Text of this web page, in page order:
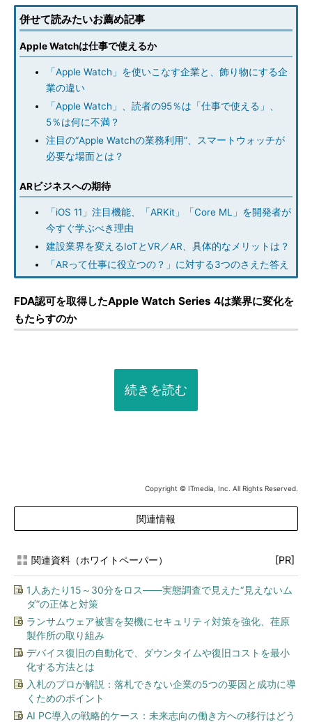
併せて読みたいお薦め記事
Apple Watchは仕事で使えるか
「Apple Watch」を使いこなす企業と、飾り物にする企
業の違い
「Apple Watch」、読者の95％は「仕事で使える」、
5％は何に不満？
注目の“Apple Watchの業務利用”、スマートウォッチが
必要な場面とは？
ARビジネスへの期待
「iOS 11」注目機能、「ARKit」「Core ML」を開発者が
今すぐ学ぶべき理由
建設業界を変えるIoTとVR／AR、具体的なメリットは？
「ARって仕事に役立つの？」に対する3つのさえた答え
FDA認可を取得したApple Watch Series 4は業界に変化を
もたらすのか
続きを読む
Copyright © ITmedia, Inc. All Rights Reserved.
関連情報
関連資料（ホワイトペーパー） [PR]
1人あたり15～30分をロス――実態調査で見えた“見えないム
ダ”の正体と対策
ランサムウェア被害を契機にセキュリティ対策を強化、荏原
製作所の取り組み
デバイス復旧の自動化で、ダウンタイムや復旧コストを最小
化する方法とは
入札のプロが解説：落札できない企業の5つの要因と成功に導
くためのポイント
AI PC導入の戦略的ケース：未来志向の働き方への移行はどう